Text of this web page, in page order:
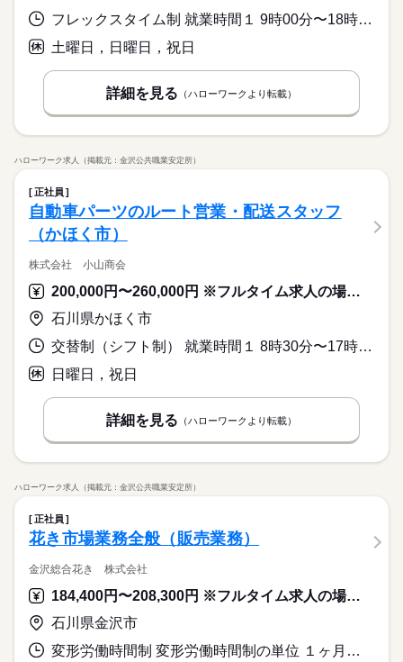
フレックスタイム制 就業時間１ 9時00分〜18時00分 就業時間に関する特記事項 （１）標準時間
土曜日，日曜日，祝日
詳細を見る （ハローワークより転載）
ハローワーク求人（掲載元：金沢公共職業安定所）
正社員
自動車パーツのルート営業・配送スタッフ
（かほく市）
株式会社 小山商会
200,000円〜260,000円 ※フルタイム求人の場合は月額（換算額）、パート求人の場合は時間額を表示しています。
石川県かほく市
交替制（シフト制） 就業時間１ 8時30分〜17時30分 就業時間２ 9時00分〜18時00分 就業時間に関する特記事項 基本は（１）、業務により（２）あり シフト制
日曜日，祝日
詳細を見る （ハローワークより転載）
ハローワーク求人（掲載元：金沢公共職業安定所）
正社員
花き市場業務全般（販売業務）
金沢総合花き 株式会社
184,400円〜208,300円 ※フルタイム求人の場合は月額（換算額）、パート求人の場合は時間額を表示しています。
石川県金沢市
変形労働時間制 変形労働時間制の単位 １ヶ月単位 就業時間１ 5時30分〜14時30分 就業時間２ 6時30分〜15時30分 就業時間３ 10時00分〜17時00分